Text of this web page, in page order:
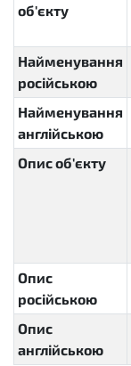
об'єкту
Найменування
російською
Найменування
англійською
Опис об'єкту
Опис
російською
Опис
англійською